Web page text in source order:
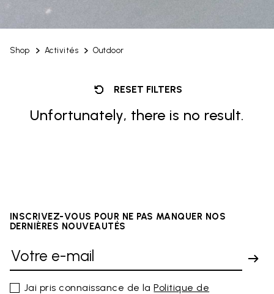
Shop Activités Outdoor
RESET FILTERS
Unfortunately, there is no result.
INSCRIVEZ-VOUS POUR NE PAS MANQUER NOS
DERNIÈRES NOUVEAUTÉS
Jai pris connaissance de laPolitique de